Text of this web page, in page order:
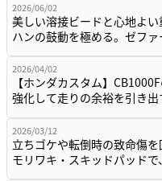
2026/06/02
美しい溶接ビードと心地よ
ハンの鼓動を極める。ゼフ
2026/04/02
【ホンダカスタム】
強化して走りの余裕を引き
2026/03/12
立ちゴケや転倒時の致命傷
モリワキ・スキッドパッド